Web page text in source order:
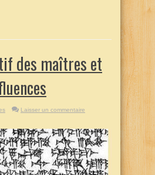
des maîtres et
Laisser un commentaire